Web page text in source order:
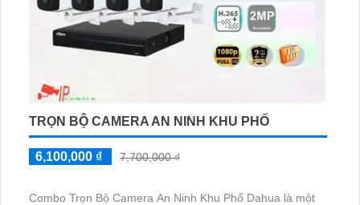
TRỌN BỘ CAMERA AN NINH KHU PHỐ
6,100,000 ₫ 7,700,000 ₫
Combo Trọn Bộ Camera An Ninh Khu Phố Dahua là một